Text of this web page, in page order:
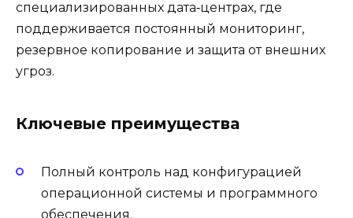
специализированных дата‑центрах, где
поддерживается постоянный мониторинг,
резервное копирование и защита от внешних
угроз.
Ключевые преимущества
Полный контроль над конфигурацией
операционной системы и программного
обеспечения.